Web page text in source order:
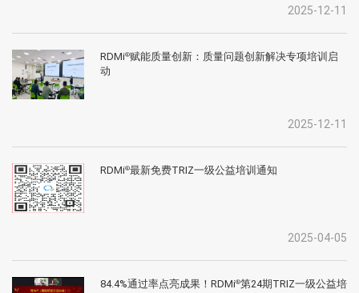
2025-12-11
RDMi®赋能质量创新：质量问题创新解决专项培训启
动
2025-12-11
RDMi®最新免费TRIZ一级公益培训通知
2025-04-05
84.4%通过率点亮成果！RDMi®第24期TRIZ一级公益培